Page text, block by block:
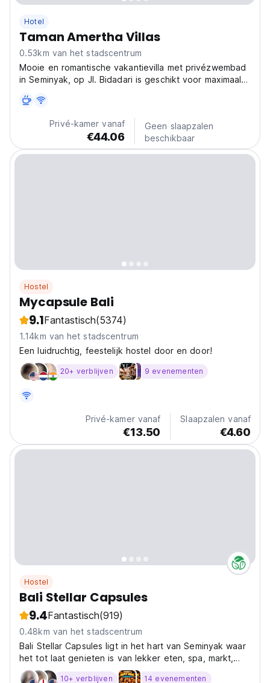
Hotel
Taman Amertha Villas
0.53km van het stadscentrum
Mooie en romantische vakantievilla met privézwembad
in Seminyak, op Jl. Bidadari is geschikt voor maximaal 4
Privé-kamer vanaf
€44.06
Geen slaapzalen
beschikbaar
Hostel
Mycapsule Bali
9.1Fantastisch(5374)
1.14km van het stadscentrum
Een luidruchtig, feestelijk hostel door en door!
20+ verblijven 9 evenementen
Privé-kamer vanaf
€13.50
Slaapzalen vanaf
€4.60
Hostel
Bali Stellar Capsules
9.4Fantastisch(919)
0.48km van het stadscentrum
Bali Stellar Capsules ligt in het hart van Seminyak waar
het tot laat genieten is van lekker eten, spa, markt,
winkel, beach club, bar en nachtclub!
10+ verblijven 14 evenementen